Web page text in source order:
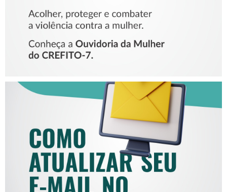
COMO ATUALIZAR SEU E-
MAIL NO CREFITO-7